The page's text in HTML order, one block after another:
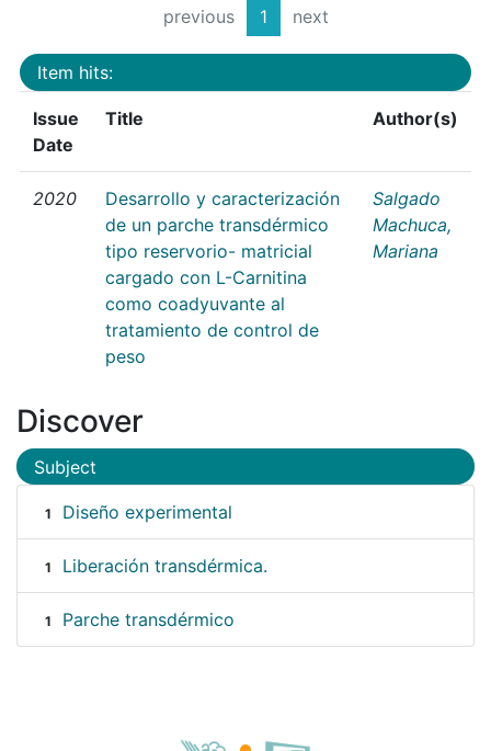
previous 1 next
Item hits:
Issue
Date
Title Author(s)
2020
Desarrollo y caracterización
de un parche transdérmico
tipo reservorio- matricial
cargado con L-Carnitina
como coadyuvante al
tratamiento de control de
peso
Salgado
Machuca,
Mariana
Discover
Subject
1 Diseño experimental
1 Liberación transdérmica.
1 Parche transdérmico